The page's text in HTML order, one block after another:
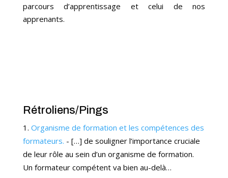
parcours d’apprentissage et celui de nos
apprenants.
Rétroliens/Pings
Organisme de formation et les compétences des
formateurs. - […] de souligner l’importance cruciale
de leur rôle au sein d’un organisme de formation.
Un formateur compétent va bien au-delà…